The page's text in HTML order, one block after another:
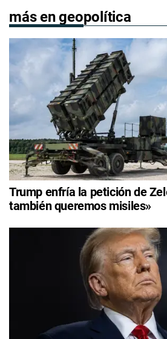
más en geopolítica
Trump enfría la petición de
también queremos misiles»